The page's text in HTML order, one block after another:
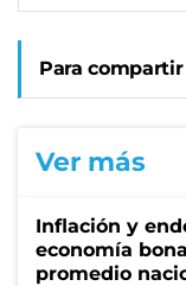
Para
Ver más
Inflación y
economía
promedio